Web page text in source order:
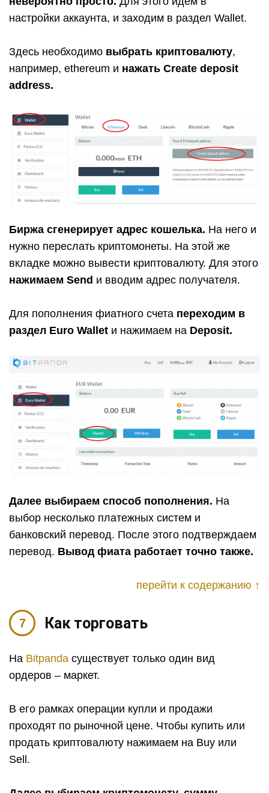
настройки аккаунта, и заходим в раздел Wallet.
Здесь необходимо выбрать криптовалюту,
например, ethereum и нажать Create deposit
address.
Биржа сгенерирует адрес кошелька. На него и
нужно переслать криптомонеты. На этой же
вкладке можно вывести криптовалюту. Для этого
нажимаем Send и вводим адрес получателя.
Для пополнения фиатного счета переходим в
раздел Euro Wallet и нажимаем на Deposit.
Далее выбираем способ пополнения. На
выбор несколько платежных систем и
банковский перевод. После этого подтверждаем
перевод. Вывод фиата работает точно также.
перейти к содержанию ↑
Как торговать
На Bitpanda существует только один вид
ордеров – маркет.
В его рамках операции купли и продажи
проходят по рыночной цене. Чтобы купить или
продать криптовалюту нажимаем на Buy или
Sell.